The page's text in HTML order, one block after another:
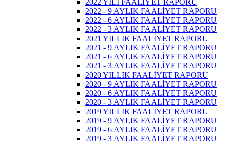
2022 YILI FAALİYET RAPORU
2022 - 9 AYLIK FAALİYET RAPORU
2022 - 6 AYLIK FAALİYET RAPORU
2022 - 3 AYLIK FAALİYET RAPORU
2021 YILLIK FAALİYET RAPORU
2021 - 9 AYLIK FAALİYET RAPORU
2021 - 6 AYLIK FAALİYET RAPORU
2021 - 3 AYLIK FAALİYET RAPORU
2020 YILLIK FAALİYET RAPORU
2020 - 9 AYLIK FAALİYET RAPORU
2020 - 6 AYLIK FAALİYET RAPORU
2020 - 3 AYLIK FAALİYET RAPORU
2019 YILLIK FAALİYET RAPORU
2019 - 9 AYLIK FAALİYET RAPORU
2019 - 6 AYLIK FAALİYET RAPORU
2019 - 3 AYLIK FAALİYET RAPORU